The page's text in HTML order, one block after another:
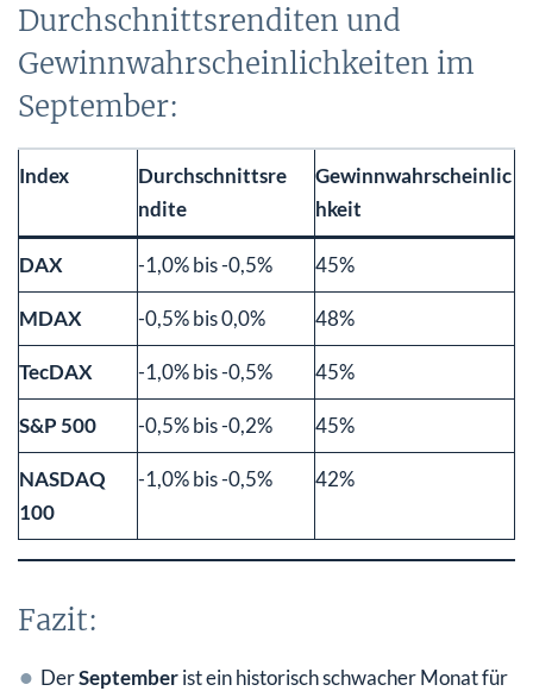
Durchschnittsrenditen und
Gewinnwahrscheinlichkeiten im
September:
Index
Durchschnittsre
ndite
Gewinnwahrscheinlic
hkeit
DAX -1,0% bis -0,5% 45%
MDAX -0,5% bis 0,0% 48%
TecDAX -1,0% bis -0,5% 45%
S&P 500 -0,5% bis -0,2% 45%
NASDAQ
100
-1,0% bis -0,5% 42%
Fazit:
DerSeptemberist ein historisch schwacher Monat für